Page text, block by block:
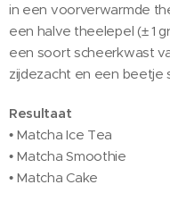
in een voorverwarmde
een halve theelepel (± 1
een soort scheerkwast
zijdezacht en een beetje
Resultaat
• Matcha Ice Tea
• Matcha Smoothie
• Matcha Cake